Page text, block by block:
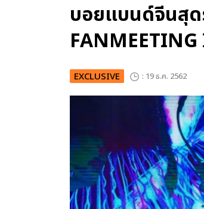
บอยแบนด์จีนสุด
EXCLUSIVE : 19 ธ.ค. 2562